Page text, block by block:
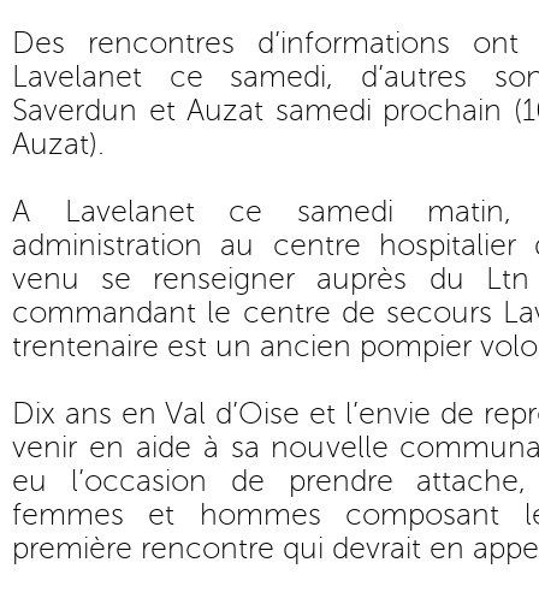
Des rencontres d’informations
Lavelanet ce samedi, d’autres
Saverdun et Auzat samedi prochain
Auzat).
A Lavelanet ce samedi matin,
administration au centre hospitalier
venu se renseigner auprès du Ltn
commandant le centre de secours
trentenaire est un ancien pompier
Dix ans en Val d’Oise et l’envie de
venir en aide à sa nouvelle
eu l’occasion de prendre
femmes et hommes composant
première rencontre qui devrait en